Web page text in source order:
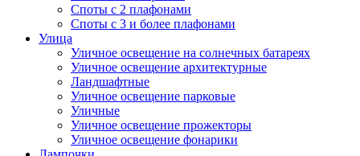
Споты с 2 плафонами
Споты с 3 и более плафонами
Улица
Уличное освещение на солнечных батареях
Уличное освещение архитектурные
Ландшафтные
Уличное освещение парковые
Уличные
Уличное освещение прожекторы
Уличное освещение фонарики